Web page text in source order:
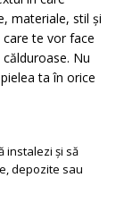
materiale, stil și
te vor face
Nu
ta în orice
instalezi și să
depozite sau